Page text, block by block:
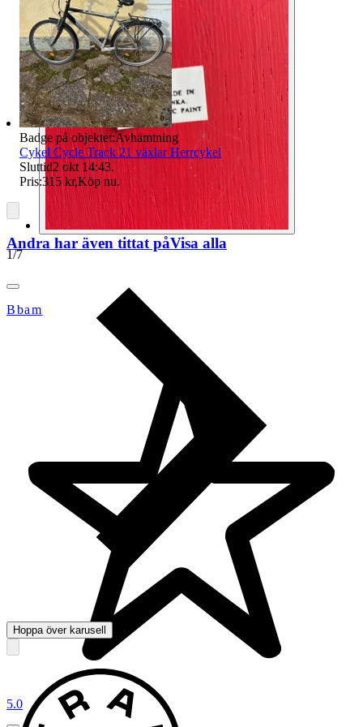
1/7
Bbam
5.0
Badge på objektet:Avhämtning
Cykel Cycle Track 21 växlar Herrcykel
Sluttid2 okt 14:43.
Pris:315 kr,Köp nu.
Andra har även tittat påVisa alla
Hoppa över karusell